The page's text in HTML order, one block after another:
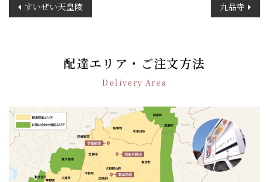
稿
ン
すいぜい天皇陵 九品寺
配達エリア・ご注文方法
Delivery Area